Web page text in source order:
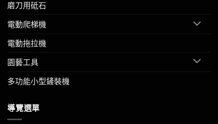
磨刀用砥石
電動爬梯機
電動拖拉機
園藝工具
多功能小型鏟裝機
導覽選單